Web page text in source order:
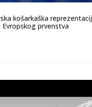
košarkaška
prvenstva